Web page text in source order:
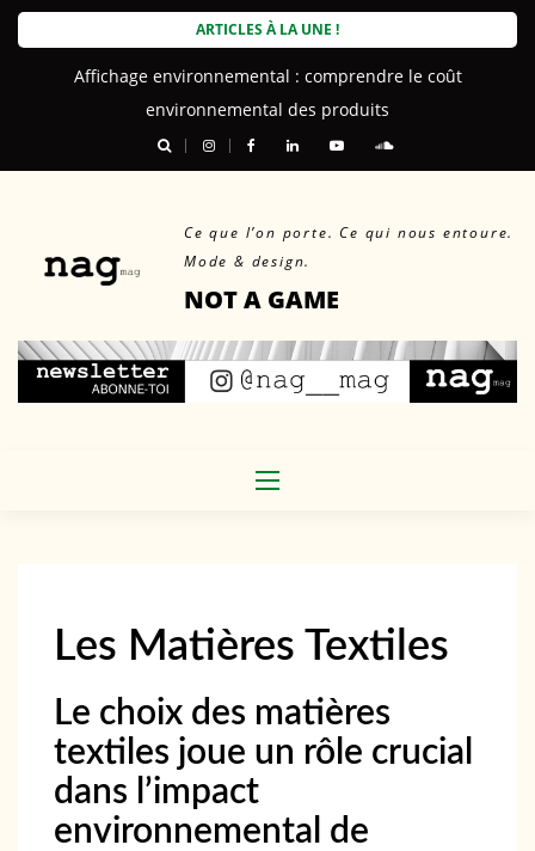
Skip
ARTICLES À LA UNE !
Affichage environnemental : comprendre le coût
environnemental des produits
Ce que l’on porte. Ce qui nous entoure.
Mode & design.
NOT A GAME
Les Matières Textiles
Le choix des matières
textiles joue un rôle crucial
dans l’impact
environnemental de